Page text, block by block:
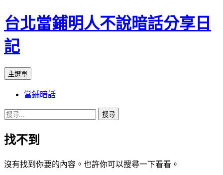
台北當鋪明人不說暗話分享日
記
搜
主選單
內
容
當鋪暗話
搜
關
字:
找不到
沒有找到你要的內容。也許你可以搜尋一下看看。